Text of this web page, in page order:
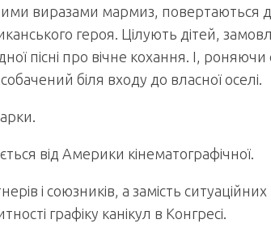
виразами мармиз, повертаються
героя. Цілують дітей,
пісні про вічне кохання. І, роняючи
біля входу до власної оселі.
від Америки кінематографічної.
і союзників, а замість
графіку канікул в Конгресі.